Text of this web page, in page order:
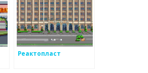
Реактопласт